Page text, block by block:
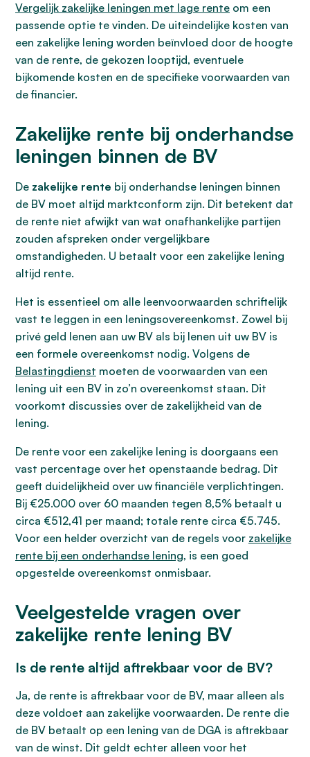
Vergelijk zakelijke leningen met lage rente om een
passende optie te vinden. De uiteindelijke kosten van
een zakelijke lening worden beïnvloed door de hoogte
van de rente, de gekozen looptijd, eventuele
bijkomende kosten en de specifieke voorwaarden van
de financier.
Zakelijke rente bij onderhandse
leningen binnen de BV
De zakelijke rente bij onderhandse leningen binnen
de BV moet altijd marktconform zijn. Dit betekent dat
de rente niet afwijkt van wat onafhankelijke partijen
zouden afspreken onder vergelijkbare
omstandigheden. U betaalt voor een zakelijke lening
altijd rente.
Het is essentieel om alle leenvoorwaarden schriftelijk
vast te leggen in een leningsovereenkomst. Zowel bij
privé geld lenen aan uw BV als bij lenen uit uw BV is
een formele overeenkomst nodig. Volgens de
Belastingdienst moeten de voorwaarden van een
lening uit een BV in zo’n overeenkomst staan. Dit
voorkomt discussies over de zakelijkheid van de
lening.
De rente voor een zakelijke lening is doorgaans een
vast percentage over het openstaande bedrag. Dit
geeft duidelijkheid over uw financiële verplichtingen.
Bij €25.000 over 60 maanden tegen 8,5% betaalt u
circa €512,41 per maand; totale rente circa €5.745.
Voor een helder overzicht van de regels voor zakelijke
rente bij een onderhandse lening, is een goed
opgestelde overeenkomst onmisbaar.
Veelgestelde vragen over
zakelijke rente lening BV
Is de rente altijd aftrekbaar voor de BV?
Ja, de rente is aftrekbaar voor de BV, maar alleen als
deze voldoet aan zakelijke voorwaarden. De rente die
de BV betaalt op een lening van de DGA is aftrekbaar
van de winst. Dit geldt echter alleen voor het